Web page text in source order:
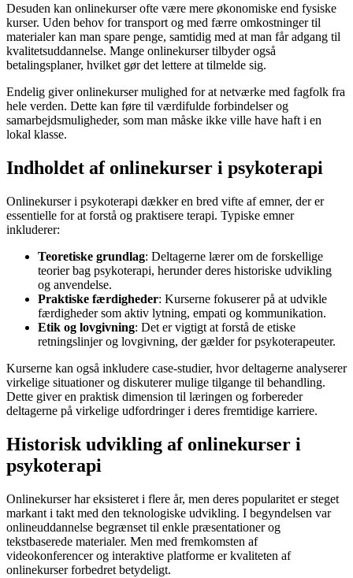
Desuden kan onlinekurser ofte være mere økonomiske end fysiske
kurser. Uden behov for transport og med færre omkostninger til
materialer kan man spare penge, samtidig med at man får adgang til
kvalitetsuddannelse. Mange onlinekurser tilbyder også
betalingsplaner, hvilket gør det lettere at tilmelde sig.
Endelig giver onlinekurser mulighed for at netværke med fagfolk fra
hele verden. Dette kan føre til værdifulde forbindelser og
samarbejdsmuligheder, som man måske ikke ville have haft i en
lokal klasse.
Indholdet af onlinekurser i psykoterapi
Onlinekurser i psykoterapi dækker en bred vifte af emner, der er
essentielle for at forstå og praktisere terapi. Typiske emner
inkluderer:
Teoretiske grundlag: Deltagerne lærer om de forskellige
teorier bag psykoterapi, herunder deres historiske udvikling
og anvendelse.
Praktiske færdigheder: Kurserne fokuserer på at udvikle
færdigheder som aktiv lytning, empati og kommunikation.
Etik og lovgivning: Det er vigtigt at forstå de etiske
retningslinjer og lovgivning, der gælder for psykoterapeuter.
Kurserne kan også inkludere case-studier, hvor deltagerne analyserer
virkelige situationer og diskuterer mulige tilgange til behandling.
Dette giver en praktisk dimension til læringen og forbereder
deltagerne på virkelige udfordringer i deres fremtidige karriere.
Historisk udvikling af onlinekurser i
psykoterapi
Onlinekurser har eksisteret i flere år, men deres popularitet er steget
markant i takt med den teknologiske udvikling. I begyndelsen var
onlineuddannelse begrænset til enkle præsentationer og
tekstbaserede materialer. Men med fremkomsten af
videokonferencer og interaktive platforme er kvaliteten af
onlinekurser forbedret betydeligt.